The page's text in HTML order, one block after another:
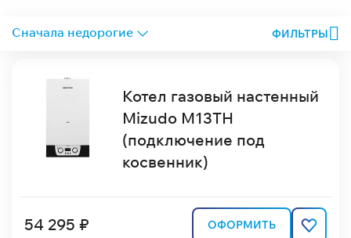
ФИЛЬТРЫ
Котел газовый настенный
Mizudo M13TН
(подключение под
косвенник)
54 295 ₽ ОФОРМИТЬ